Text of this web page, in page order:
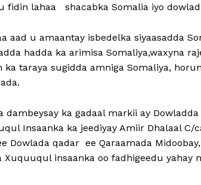
fidin lahaa shacabka Somalia iyo
aad u amaantay isbedelka siyaasadda
hadda ka arimisa Somaliya,waxyna
taraya sugidda amniga Somaliya,
dambeysay ka gadaal markii ay
Insaanka ka jeediyay Amiir Dhalaal C/
Dowlada qadar ee Qaraamada
Xuquuqul insaanka oo fadhigeedu yahay